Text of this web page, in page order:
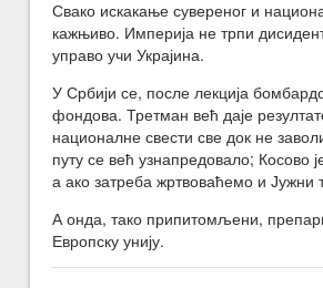
Свако искакање сувереног и
кажњиво. Империја не трпи
управо учи Украјина.
У Србији се, после лекција
фондова. Третман већ даје
националне свести све док не
путу се већ узнапредовало; Косово
а ако затреба жртвоваћемо и
А онда, тако припитомљени,
Европску унију.